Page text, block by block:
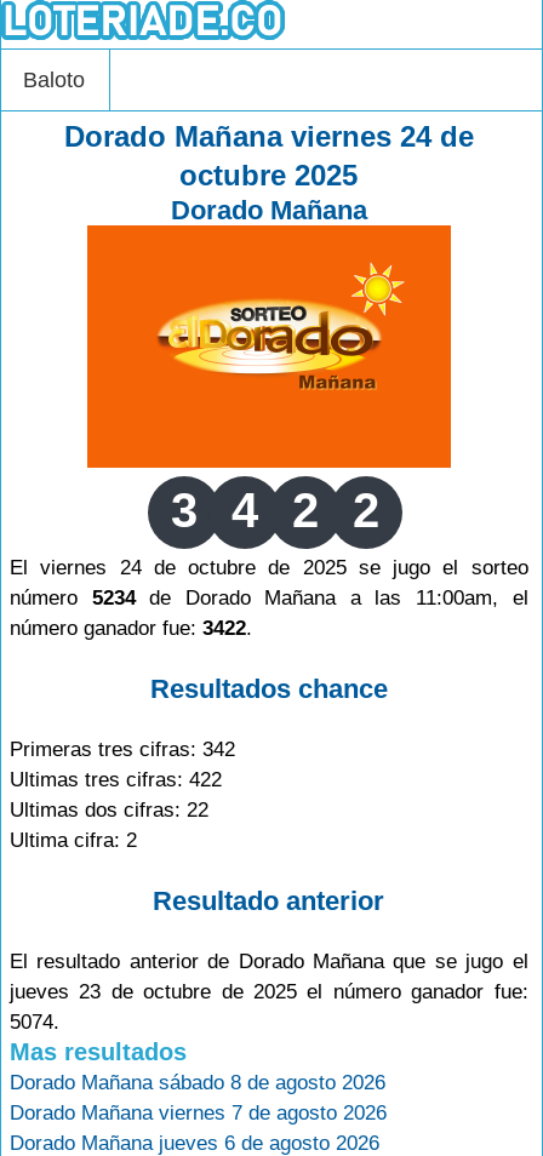
Baloto
Dorado Mañana viernes 24 de
octubre 2025
Dorado Mañana
3 4 2 2
El viernes 24 de octubre de 2025 se jugo el sorteo
número 5234de Dorado Mañana a las 11:00am, el
número ganador fue: 3422.
Resultados chance
Primeras tres cifras: 342
Ultimas tres cifras: 422
Ultimas dos cifras: 22
Ultima cifra: 2
Resultado anterior
El resultado anterior de Dorado Mañana que se jugo el
jueves 23 de octubre de 2025 el número ganador fue:
5074.
Mas resultados
Dorado Mañana sábado 8 de agosto 2026
Dorado Mañana viernes 7 de agosto 2026
Dorado Mañana jueves 6 de agosto 2026